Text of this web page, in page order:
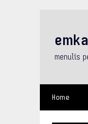
menulis
Home